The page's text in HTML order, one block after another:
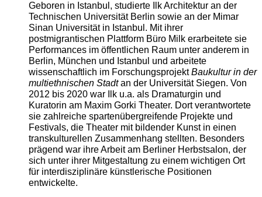
Geboren in Istanbul, studierte Ilk Architektur an der
Technischen Universität Berlin sowie an der Mimar
Sinan Universität in Istanbul. Mit ihrer
postmigrantischen Plattform Büro Milk erarbeitete sie
Performances im öffentlichen Raum unter anderem in
Berlin, München und Istanbul und arbeitete
wissenschaftlich im ForschungsprojektBaukultur in der
multiethnischen Stadtan der Universität Siegen. Von
2012 bis 2020 war Ilk u.a. als Dramaturgin und
Kuratorin am Maxim Gorki Theater. Dort verantwortete
sie zahlreiche spartenübergreifende Projekte und
Festivals, die Theater mit bildender Kunst in einen
transkulturellen Zusammenhang stellten. Besonders
prägend war ihre Arbeit am Berliner Herbstsalon, der
sich unter ihrer Mitgestaltung zu einem wichtigen Ort
für interdisziplinäre künstlerische Positionen
entwickelte.